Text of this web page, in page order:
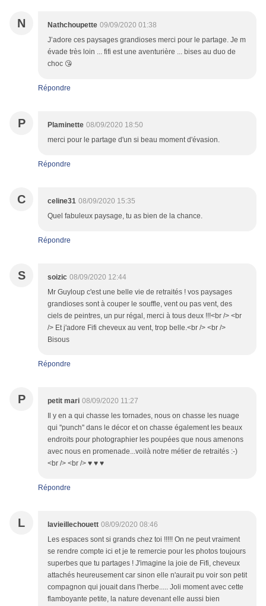
N Nathchoupette 09/09/2020 01:38
J’adore ces paysages grandioses merci pour le partage. Je m
évade très loin ... fifi est une aventurière ... bises au duo de
choc 😘
Répondre
P Plaminette 08/09/2020 18:50
merci pour le partage d'un si beau moment d'évasion.
Répondre
C celine31 08/09/2020 15:35
Quel fabuleux paysage, tu as bien de la chance.
Répondre
S soizic 08/09/2020 12:44
Mr Guyloup c'est une belle vie de retraités ! vos paysages
grandioses sont à couper le souffle, vent ou pas vent, des
ciels de peintres, un pur régal, merci à tous deux !!!<br /> <br
/> Et j'adore Fifi cheveux au vent, trop belle.<br /> <br />
Bisous
Répondre
P petit mari 08/09/2020 11:27
Il y en a qui chasse les tornades, nous on chasse les nuage
qui ''punch'' dans le décor et on chasse également les beaux
endroits pour photographier les poupées que nous amenons
avec nous en promenade...voilà notre métier de retraités :-)
<br /> <br /> ♥ ♥ ♥
Répondre
L lavieillechouett 08/09/2020 08:46
Les espaces sont si grands chez toi !!!!! On ne peut vraiment
se rendre compte ici et je te remercie pour les photos toujours
superbes que tu partages ! J'imagine la joie de Fifi, cheveux
attachés heureusement car sinon elle n'aurait pu voir son petit
compagnon qui jouait dans l'herbe..... Joli moment avec cette
flamboyante petite, la nature devenant elle aussi bien